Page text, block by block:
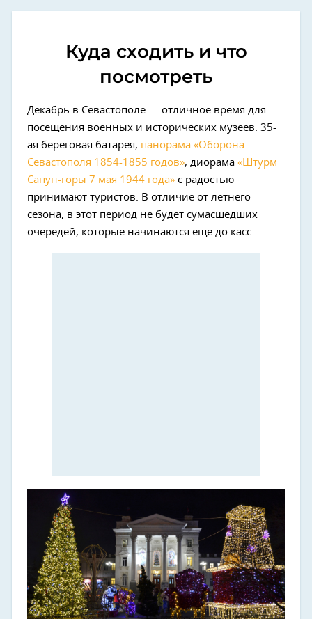
Куда сходить и что
посмотреть
Декабрь в Севастополе — отличное время для
посещения военных и исторических музеев. 35-
ая береговая батарея, панорама «Оборона
Севастополя 1854-1855 годов», диорама «Штурм
Сапун-горы 7 мая 1944 года» с радостью
принимают туристов. В отличие от летнего
сезона, в этот период не будет сумасшедших
очередей, которые начинаются еще до касс.